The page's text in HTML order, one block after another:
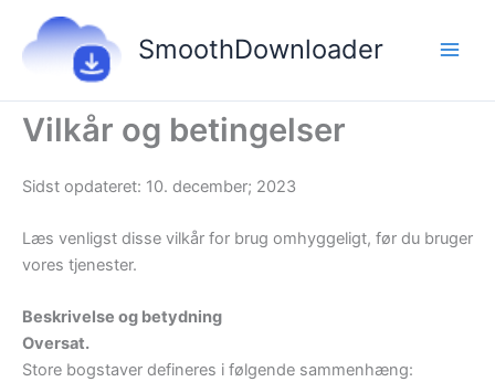
indholdet
SmoothDownloader
Vilkår og betingelser
Sidst opdateret: 10. december; 2023
Læs venligst disse vilkår for brug omhyggeligt, før du bruger
vores tjenester.
Beskrivelse og betydning
Oversat.
Store bogstaver defineres i følgende sammenhæng: